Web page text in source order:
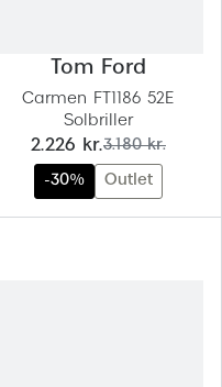
Tom Ford
Carmen FT1186 52E
Solbriller
nu:
2.226 kr.før:
3.180 kr.
-30% Outlet